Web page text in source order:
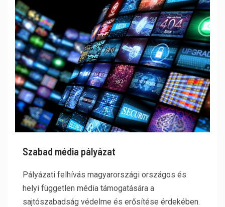
Szabad média pályázat
Pályázati felhívás magyarországi országos és
helyi független média támogatására a
sajtószabadság védelme és erősítése érdekében.